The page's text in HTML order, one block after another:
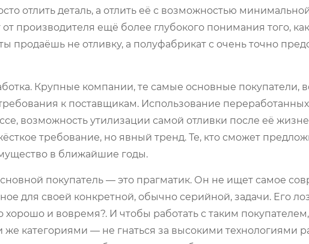
отлить деталь, а отлить её с возможностью
производителя ещё более глубокого понимания того,
продаёшь не отливку, а полуфабрикат с очень точно
Крупные компании, те самые основные покупатели,
к поставщикам. Использование переработанных
возможность утилизации самой отливки после её
требование, но явный тренд. Те, кто сможет
в ближайшие годы.
покупатель — это прагматик. Он не ищет самое
для своей конкретной, обычно серийной, задачи. Его
и вовремя?. И чтобы работать с таким покупателем,
категориями — не гнаться за высокими технологиями